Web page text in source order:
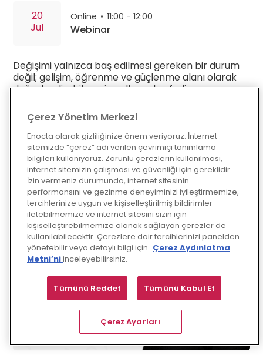
20
Jul
Online • 11:00 - 12:00
Webinar
Değişimi yalnızca baş edilmesi gereken bir durum
değil; gelişim, öğrenme ve güçlenme alanı olarak
değerlendirebilmenin yollarını keşfedin.
Devamını Oku
Çerez Yönetim Merkezi
Enocta olarak gizliliğinize önem veriyoruz. İnternet
sitemizde “çerez” adı verilen çevrimiçi tanımlama
bilgileri kullanıyoruz. Zorunlu çerezlerin kullanılması,
internet sitemizin çalışması ve güvenliği için gereklidir.
İzin vermeniz durumunda, internet sitesinin
performansını ve gezinme deneyiminizi iyileştirmemize,
tercihlerinize uygun ve kişiselleştirilmiş bildirimler
iletebilmemize ve internet sitesini sizin için
kişiselleştirebilmemize olanak sağlayan çerezler de
kullanılabilecektir. Çerezlere dair tercihlerinizi panelden
yönetebilir veya detaylı bilgi için Çerez Aydınlatma
Metni’niinceleyebilirsiniz.
Tümünü Reddet Tümünü Kabul Et
Çerez Ayarları